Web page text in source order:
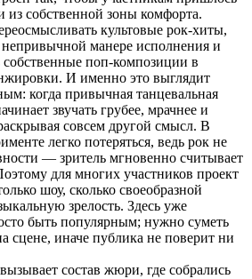
из собственной зоны комфорта.
культовые рок-хиты,
непривычной манере исполнения и
собственные поп-композиции в
И именно это выглядит
когда привычная танцевальная
звучать грубее, мрачнее и
совсем другой смысл. В
легко потеряться, ведь рок не
— зритель мгновенно считывает
для многих участников проект
шоу, сколько своеобразной
зрелость. Здесь уже
быть популярным; нужно суметь
сцене, иначе публика не поверит ни
состав жюри, где собрались